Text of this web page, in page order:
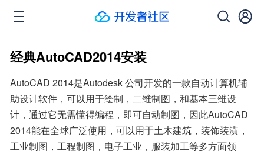
经典AutoCAD2014安装
AutoCAD 2014是Autodesk 公司开发的一款自动计算机辅
助设计软件，可以用于绘制，二维制图，和基本三维设
计，通过它无需懂得编程，即可自动制图，因此AutoCAD
2014能在全球广泛使用，可以用于土木建筑，装饰装潢，
工业制图，工程制图，电子工业，服装加工等多方面领